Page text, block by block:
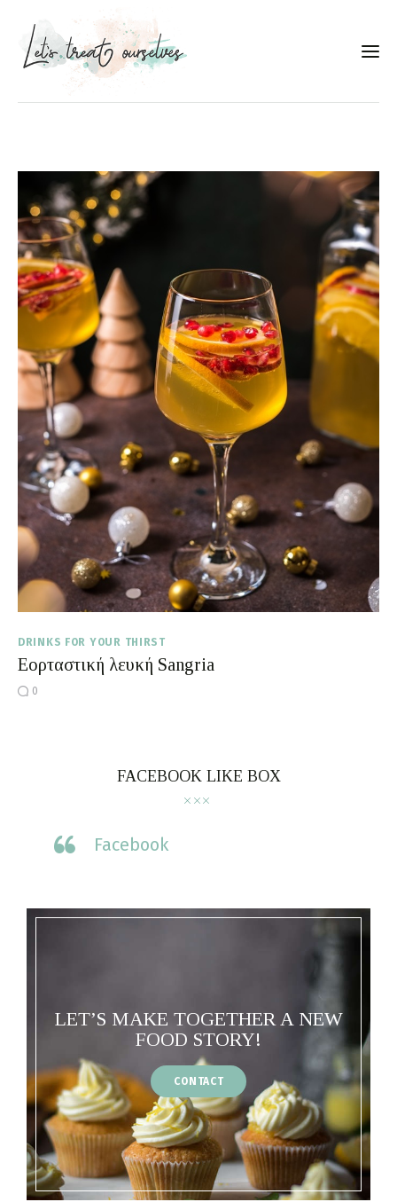
Portfolio
Services
Food photography tips
Επικοινωνία
Συνεργασίες
Moments of Mine
FAQ
DRINKS FOR YOUR THIRST
Εορταστική λευκή Sangria
0
FACEBOOK LIKE BOX
Facebook
LET’S MAKE TOGETHER A NEW
FOOD STORY!
CONTACT